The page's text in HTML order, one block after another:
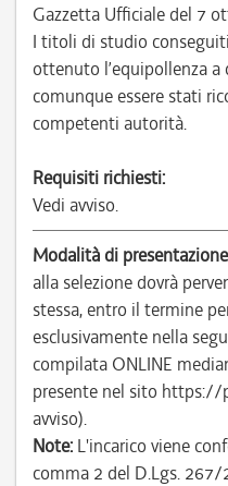
Gazzetta Ufficiale del 7
I titoli di studio
ottenuto l’equipollenza
comunque essere stati
competenti autorità.
Requisiti richiesti:
Vedi avviso.
Modalità di
alla selezione dovrà
stessa, entro il termine
esclusivamente nella
compilata ONLINE
presente nel sito
avviso).
Note: L'incarico viene
comma 2 del D.Lgs.